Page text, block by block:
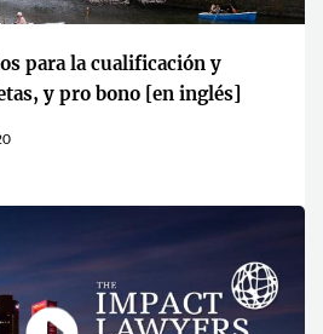
para la cualificación y
y pro bono [en inglés]